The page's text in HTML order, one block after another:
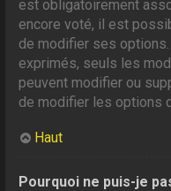
est obligatoirement
encore voté, il est
de modifier ses
exprimés, seuls les
peuvent modifier ou
de modifier les options
Haut
Pourquoi ne puis-je